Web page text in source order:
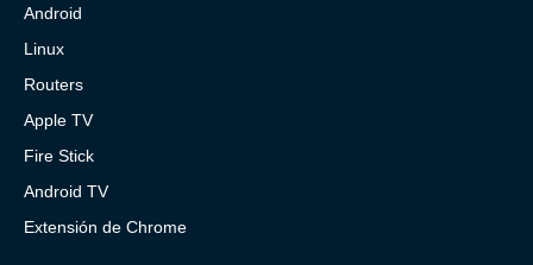
Android
Linux
Routers
Apple TV
Fire Stick
Android TV
Extensión de Chrome